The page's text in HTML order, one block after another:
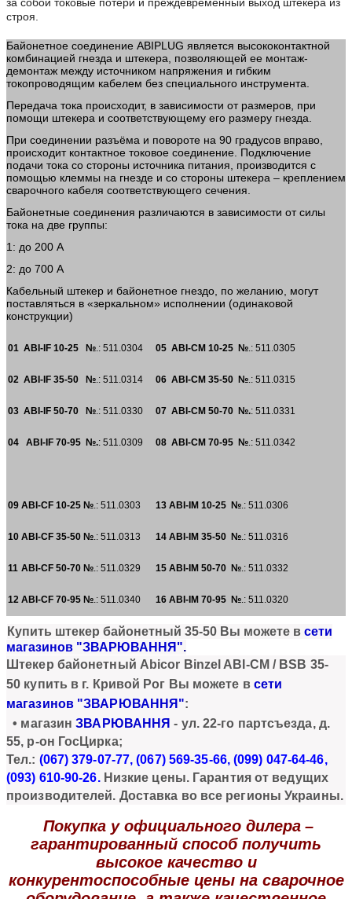
строя.
Байонетное соединение ABIPLUG является высококонтактной
комбинацией гнезда и штекера, позволяющей ее монтаж-
демонтаж между источником напряжения и гибким
токопроводящим кабелем без специального инструмента.
Передача тока происходит, в зависимости от размеров, при
помощи штекера и соответствующему его размеру гнезда.
При соединении разъёма и повороте на 90 градусов вправо,
происходит контактное токовое соединение. Подключение
подачи тока со стороны источника питания, производится с
помощью клеммы на гнезде и со стороны штекера – креплением
сварочного кабеля соответствующего сечения.
Байонетные соединения различаются в зависимости от силы
тока на две группы:
1: до 200 A
2: до 700 A
Кабельный штекер и байонетное гнездо, по желанию, могут
поставляться в «зеркальном» исполнении (одинаковой
конструкции)
01 ABI-IF 10-25 № .: 511.0304 05 ABI-CM 10-25 № .: 511.0305
02 ABI-IF 35-50 № .: 511.0314 06 ABI-CM 35-50 № .: 511.0315
03 ABI-IF 50-70 № .: 511.0330 07 ABI-CM 50-70 №.: 511.0331
04 ABI-IF 70-95 №.: 511.0309 08 ABI-CM 70-95 № .: 511.0342
09 ABI-CF 10-25 № .: 511.0303 13 ABI-IM 10-25 № .: 511.0306
10 ABI-CF 35-50 № .: 511.0313 14 ABI-IM 35-50 № .: 511.0316
11 ABI-CF 50-70 № .: 511.0329 15 ABI-IM 50-70 № .: 511.0332
12 ABI-CF 70-95 № .: 511.0340 16 ABI-IM 70-95 № .: 511.0320
Купить штекер байонетный 35-50 Вы можете в сети
магазинов "ЗВАРЮВАННЯ".
Штекер байонетный Abicor Binzel ABI-CM / BSB 35-
50 купить в г. Кривой Рог Вы можете всети
магазинов "ЗВАРЮВАННЯ":
• магазинЗВАРЮВАННЯ - ул. 22-го партсъезда, д.
55, р-он ГосЦирка;
Тел.: (067) 379-07-77, (067) 569-35-66, (099) 047-64-46,
(093) 610-90-26. Низкие цены. Гарантия от ведущих
производителей. Доставка во все регионы Украины.
Покупка у официального дилера –
гарантированный способ получить
высокое качество и
конкурентоспособные цены на сварочное